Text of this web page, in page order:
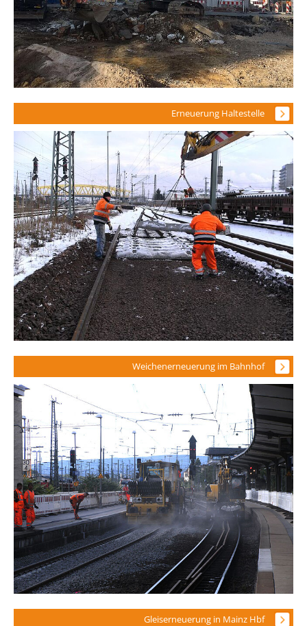
Erneuerung Haltestelle
Weichenerneuerung im Bahnhof
Gleiserneuerung in Mainz Hbf